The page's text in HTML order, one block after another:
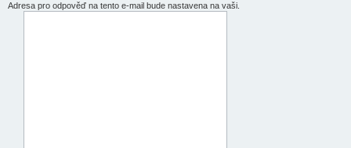
Adresa pro odpověď na tento e-mail bude nastavena na vaši.